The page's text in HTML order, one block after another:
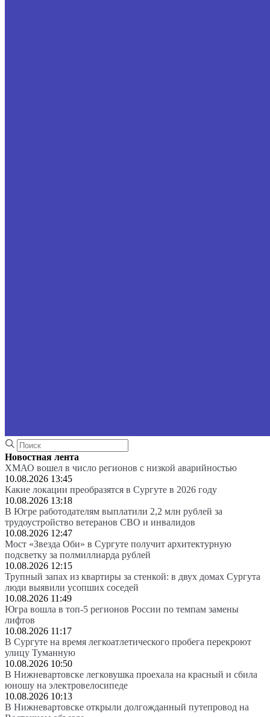
Новостная лента
ХМАО вошел в число регионов с низкой аварийностью
10.08.2026 13:45
Какие локации преобразятся в Сургуте в 2026 году
10.08.2026 13:18
В Югре работодателям выплатили 2,2 млн рублей за
трудоустройство ветеранов СВО и инвалидов
10.08.2026 12:47
Мост «Звезда Оби» в Сургуте получит архитектурную
подсветку за полмиллиарда рублей
10.08.2026 12:15
Трупный запах из квартиры за стенкой: в двух домах Сургута
люди выявили усопших соседей
10.08.2026 11:49
Югра вошла в топ-5 регионов России по темпам замены
лифтов
10.08.2026 11:17
В Сургуте на время легкоатлетического пробега перекроют
улицу Туманную
10.08.2026 10:50
В Нижневартовске легковушка проехала на красный и сбила
юношу на электровелосипеде
10.08.2026 10:13
В Нижневартовске открыли долгожданный путепровод на